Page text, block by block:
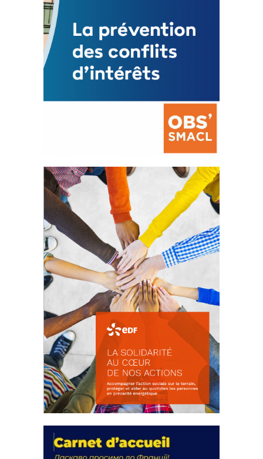
La prévention des conflits
d’intérêts
18 septembre 2023
FEUILLETER
actions
18 septembre 2023